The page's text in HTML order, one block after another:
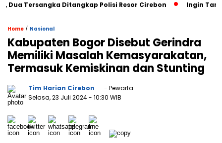
Tersangka Ditangkap Polisi Resor Cirebon Ingin Tampil
Home / Nasional
Kabupaten Bogor Disebut Gerindra
Memiliki Masalah Kemasyarakatan,
Termasuk Kemiskinan dan Stunting
Tim Harian Cirebon
- Pewarta
Selasa, 23 Juli 2024- 10:30 WIB